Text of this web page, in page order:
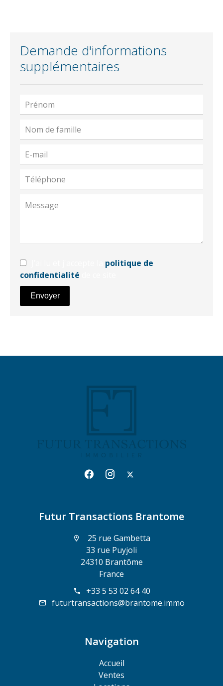
Demande d'informations
supplémentaires
politique de
confidentialité
Envoyer
Futur Transactions Brantome
25 rue Gambetta
33 rue Puyjoli
24310 Brantôme
France
+33 5 53 02 64 40
futurtransactions@brantome.immo
Navigation
Accueil
Ventes